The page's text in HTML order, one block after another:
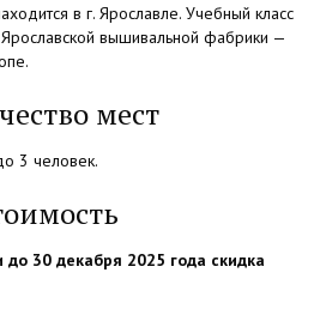
в г. Ярославле. Учебный класс
вышивальной фабрики —
мест
3 человек.
30 декабря 2025 года скидка